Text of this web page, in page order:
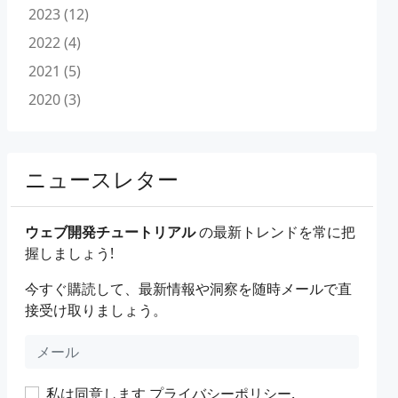
2023 (12)
2022 (4)
2021 (5)
2020 (3)
ニュースレター
ウェブ開発チュートリアルの最新トレンドを常に把
握しましょう!
今すぐ購読して、最新情報や洞察を随時メールで直
接受け取りましょう。
私は同意します プライバシーポリシー.